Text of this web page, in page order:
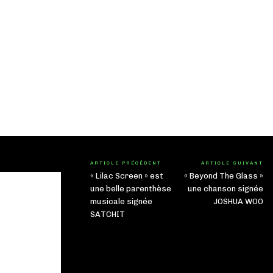
ARTICLE PRÉCÉDENT
« Lilac Screen » est
une belle parenthèse
musicale signée
SATCHIT
ARTICLE SUIVANT
« Beyond The Glass »
une chanson signée
JOSHUA WOO